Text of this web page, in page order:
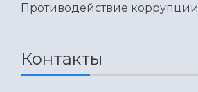
Противодействие коррупции
Контакты